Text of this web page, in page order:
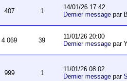
407 1
14/01/26 17:42
Dernier messagepar
4 069 39
11/01/26 20:00
Dernier messagepar
999 1
11/01/26 08:02
Dernier messagepar